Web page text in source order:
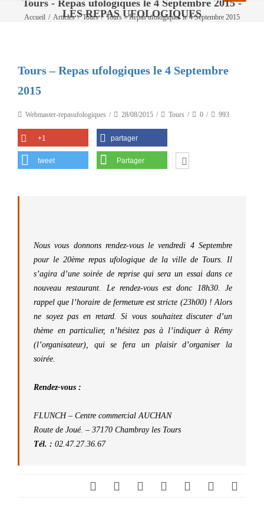
Tours - Repas ufologiques le 4 Septembre 2015 -
LES REPAS UFOLOGIQUES
Accueil / Articles / Tours / Tours – Repas ufologiques le 4 Septembre 2015
Tours – Repas ufologiques le 4 Septembre
2015
Webmaster-repasufologiques 28/08/2015 Tours 0 993
+1 partager
tweet Partager
Nous vous donnons rendez-vous le vendredi 4 Septembre
pour le 20ème repas ufologique de la ville de Tours. Il
s’agira d’une soirée de reprise qui sera un essai dans ce
nouveau restaurant. Le rendez-vous est donc 18h30. Je
rappel que l’horaire de fermeture est stricte (23h00) ! Alors
ne soyez pas en retard. Si vous souhaitez discuter d’un
thème en particulier, n’hésitez pas à l’indiquer à Rémy
(l’organisateur), qui se fera un plaisir d’organiser la
soirée.
Rendez-vous :
FLUNCH – Centre commercial AUCHAN
Route de Joué. – 37170 Chambray les Tours
Tél. : 02.47.27.36.67